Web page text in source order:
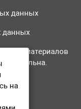
данных
данных
материалов
на